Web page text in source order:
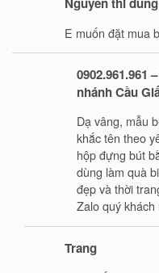
E muốn đặt mua
0902.961.961
nhánh Cầu
Dạ vâng, mẫu
khắc tên theo
hộp đựng bút
dùng làm quà
đẹp và thời
Zalo quý khách
Trang